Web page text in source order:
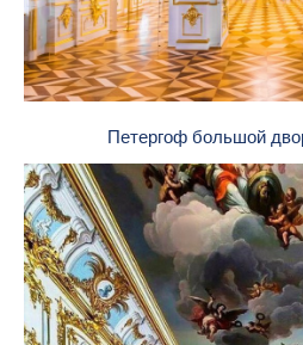
Петергоф большой